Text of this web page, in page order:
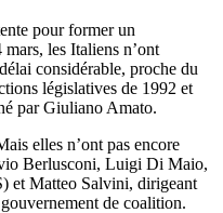
pour former un
les Italiens n’ont
considérable, proche du
législatives de 1992 et
par Giuliano Amato.
elles n’ont pas encore
Berlusconi, Luigi Di Maio,
et Matteo Salvini, dirigeant
de coalition.